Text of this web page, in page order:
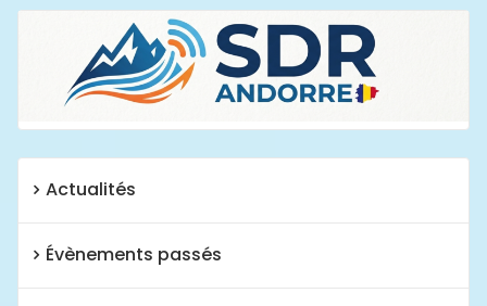
Actualités
Évènements passés